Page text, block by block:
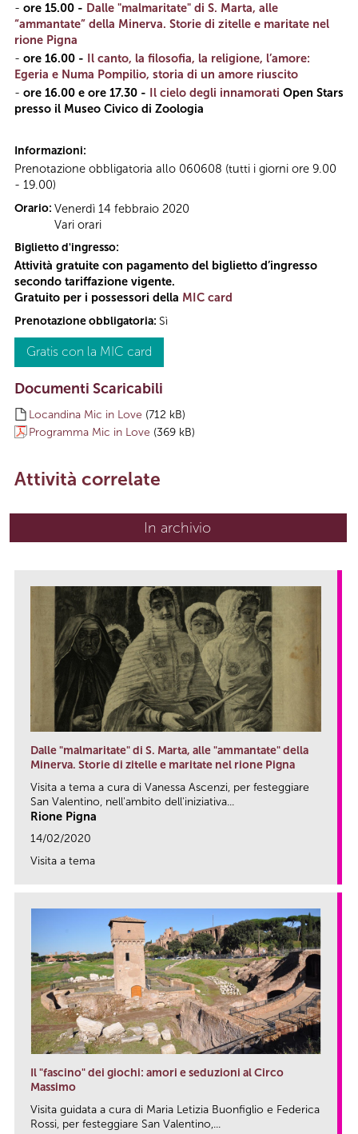
- ore 15.00 - Dalle "malmaritate" di S. Marta, alle
“ammantate” della Minerva. Storie di zitelle e maritate nel
rione Pigna
- ore 16.00 - Il canto, la filosofia, la religione, l’amore:
Egeria e Numa Pompilio, storia di un amore riuscito
- ore 16.00 e ore 17.30 - Il cielo degli innamorati Open Stars
presso il Museo Civico di Zoologia
Informazioni:
Prenotazione obbligatoria allo 060608 (tutti i giorni ore 9.00
- 19.00)
Orario: Venerdì 14 febbraio 2020
Vari orari
Biglietto d'ingresso:
Attività gratuite con pagamento del biglietto d’ingresso
secondo tariffazione vigente.
Gratuito per i possessori della MIC card
Prenotazione obbligatoria: Sì
Gratis con la MIC card
Documenti Scaricabili
Locandina Mic in Love (712 kB)
Programma Mic in Love (369 kB)
Attività correlate
In archivio
Dalle "malmaritate" di S. Marta, alle "ammantate" della
Minerva. Storie di zitelle e maritate nel rione Pigna
Visita a tema a cura di Vanessa Ascenzi, per festeggiare
San Valentino, nell'ambito dell'iniziativa...
Rione Pigna
14/02/2020
Visita a tema
Il "fascino" dei giochi: amori e seduzioni al Circo
Massimo
Visita guidata a cura di Maria Letizia Buonfiglio e Federica
Rossi, per festeggiare San Valentino,...